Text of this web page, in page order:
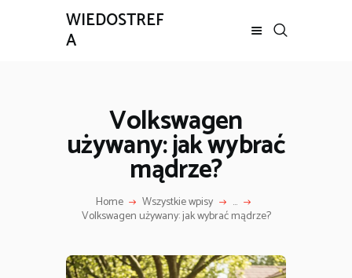
WIEDOSTREF
A
Volkswagen
używany: jak wybrać
mądrze?
Home Wszystkie wpisy ...
Volkswagen używany: jak wybrać mądrze?